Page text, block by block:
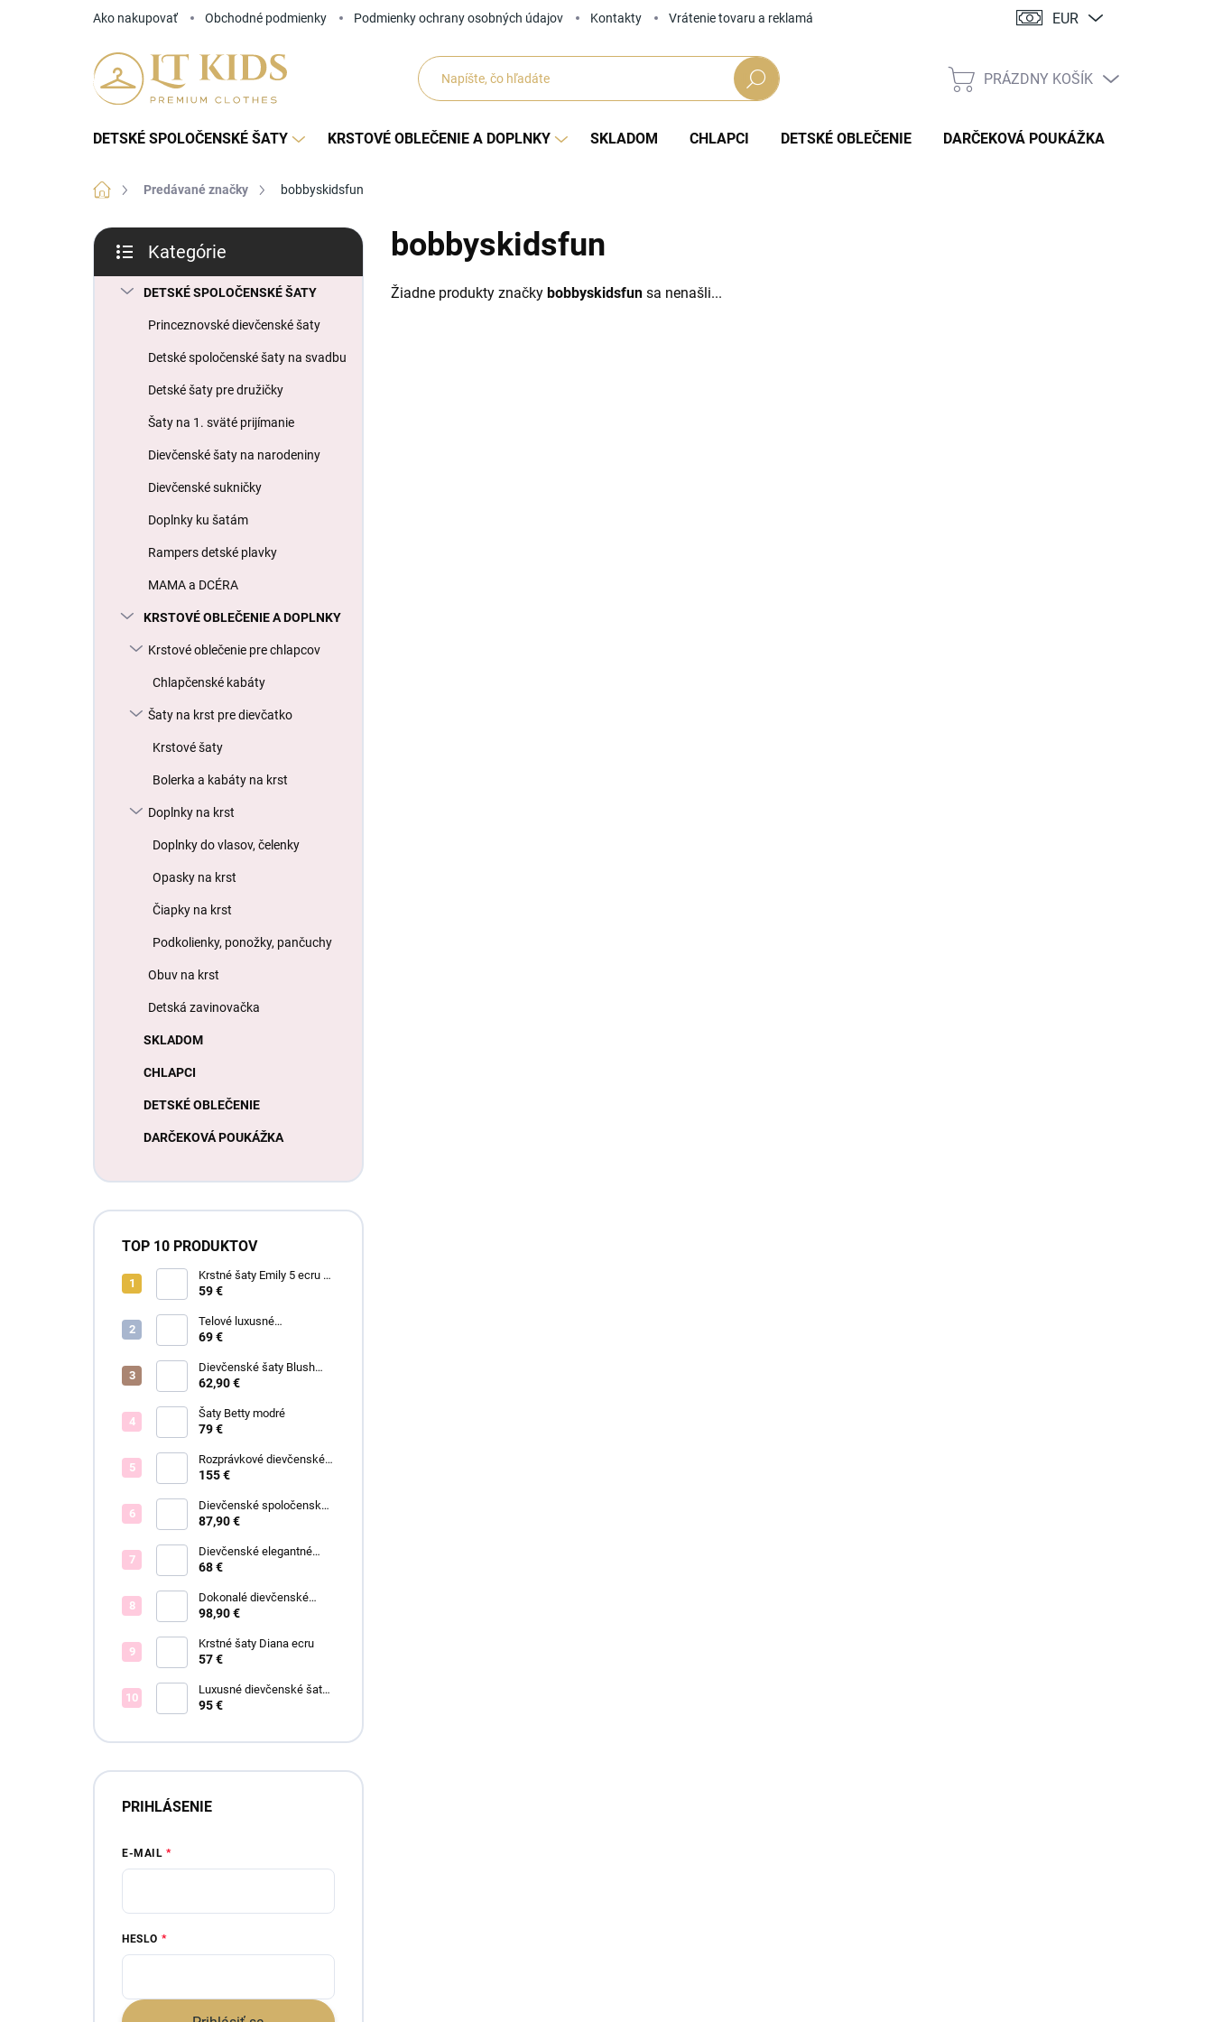
Ako nakupovať Obchodné podmienky Podmienky ochrany osobných údajov Kontakty Vrátenie tovaru a reklamácia EUR
Hľadať
NÁKUPNÝ
PRÁZDNY KOŠÍK
DETSKÉ SPOLOČENSKÉ ŠATY KRSTOVÉ OBLEČENIE A DOPLNKY SKLADOM CHLAPCI DETSKÉ OBLEČENIE DARČEKOVÁ POUKÁŽKA
DomovPredávané značky bobbyskidsfun
B
č
kategórie
Kategórie
DETSKÉ SPOLOČENSKÉ ŠATY
Princeznovské dievčenské šaty
Detské spoločenské šaty na svadbu
Detské šaty pre družičky
Šaty na 1. sväté prijímanie
Dievčenské šaty na narodeniny
Dievčenské sukničky
Doplnky ku šatám
Rampers detské plavky
MAMA a DCÉRA
KRSTOVÉ OBLEČENIE A DOPLNKY
Krstové oblečenie pre chlapcov
Chlapčenské kabáty
Šaty na krst pre dievčatko
Krstové šaty
Bolerka a kabáty na krst
Doplnky na krst
Doplnky do vlasov, čelenky
Opasky na krst
Čiapky na krst
Podkolienky, ponožky, pančuchy
Obuv na krst
Detská zavinovačka
SKLADOM
CHLAPCI
DETSKÉ OBLEČENIE
DARČEKOVÁ POUKÁŽKA
TOP 10 PRODUKTOV
Krstné šaty Emily 5 ecru s
čipkou
59 €
Telové luxusné
dievčenské šaty Eva
69 €
Dievčenské šaty Blush
Grace pink
62,90 €
Šaty Betty modré
79 €
Rozprávkové dievčenské
šaty Fiona
155 €
Dievčenské spoločenské
šaty Eleónora
87,90 €
Dievčenské elegantné
šaty Lisa
68 €
Dokonalé dievčenské
spoločenské šaty Bianca
98,90 €
Krstné šaty Diana ecru
57 €
Luxusné dievčenské šaty
Blush Bloom
95 €
PRIHLÁSENIE
E-MAIL
HESLO
bobbyskidsfun
Žiadne produkty značky bobbyskidsfun sa nenašli...